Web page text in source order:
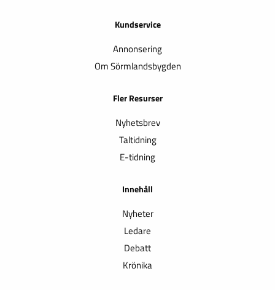
Kundservice
Annonsering
Om Sörmlandsbygden
Fler Resurser
Nyhetsbrev
Taltidning
E-tidning
Innehåll
Nyheter
Ledare
Debatt
Krönika